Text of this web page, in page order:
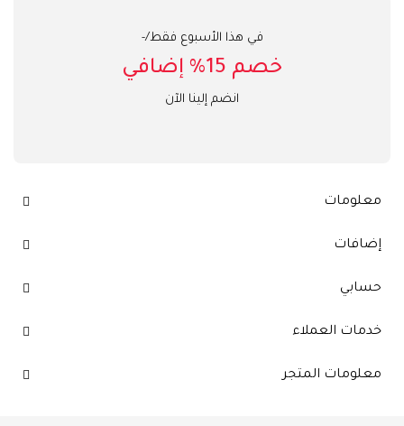
في هذا الأسبوع فقط/-
خصم 15% إضافي
انضم إلينا الآن
معلومات
إضافات
حسابي
خدمات العملاء
معلومات المتجر